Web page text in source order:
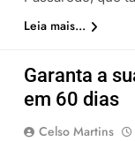
Leia mais...
Garanta a
em 60 dias
Celso Martins